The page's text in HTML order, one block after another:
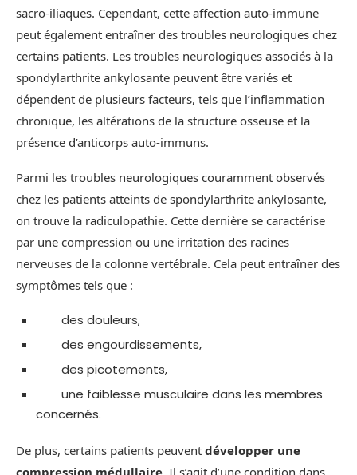
sacro-iliaques. Cependant, cette affection auto-immune
peut également entraîner des troubles neurologiques chez
certains patients. Les troubles neurologiques associés à la
spondylarthrite ankylosante peuvent être variés et
dépendent de plusieurs facteurs, tels que l’inflammation
chronique, les altérations de la structure osseuse et la
présence d’anticorps auto-immuns.
Parmi les troubles neurologiques couramment observés
chez les patients atteints de spondylarthrite ankylosante,
on trouve la radiculopathie. Cette dernière se caractérise
par une compression ou une irritation des racines
nerveuses de la colonne vertébrale. Cela peut entraîner des
symptômes tels que :
des douleurs,
des engourdissements,
des picotements,
une faiblesse musculaire dans les membres
concernés.
De plus, certains patients peuvent développer une
compression médullaire. Il s’agit d’une condition dans